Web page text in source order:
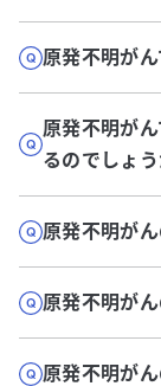
原発不明が
原発不明が
るのでしょう
原発不明が
原発不明が
原発不明が